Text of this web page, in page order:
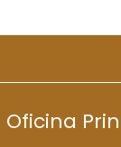
Oficina